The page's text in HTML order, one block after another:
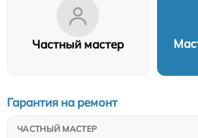
Частный мастер
Гарантия на ремонт